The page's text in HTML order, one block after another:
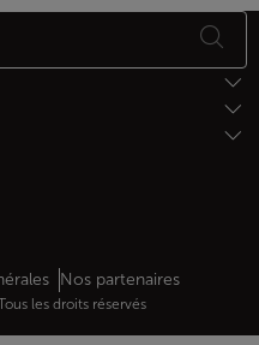
du site
Nos partenaires
les droits réservés